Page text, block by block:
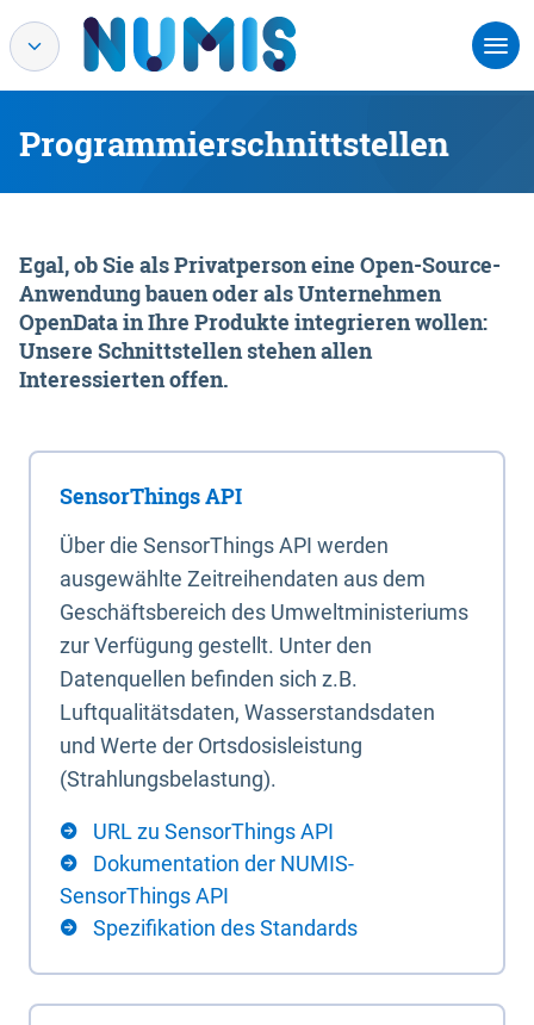
Programmierschnittstellen
Egal, ob Sie als Privatperson eine Open-Source-
Anwendung bauen oder als Unternehmen
OpenData in Ihre Produkte integrieren wollen:
Unsere Schnittstellen stehen allen
Interessierten offen.
SensorThings API
Über die SensorThings API werden
ausgewählte Zeitreihendaten aus dem
Geschäftsbereich des Umweltministeriums
zur Verfügung gestellt. Unter den
Datenquellen befinden sich z.B.
Luftqualitätsdaten, Wasserstandsdaten
und Werte der Ortsdosisleistung
(Strahlungsbelastung).
URL zu SensorThings API
Dokumentation der NUMIS-
SensorThings API
Spezifikation des Standards